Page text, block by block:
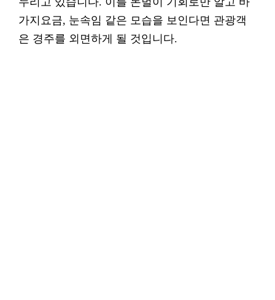
가지요금, 눈속임 같은 모습을 보인다면 관광객
은 경주를 외면하게 될 것입니다.